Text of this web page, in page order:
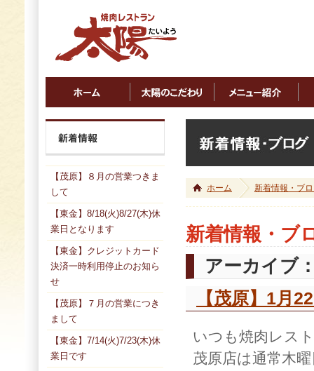
ホーム 新着情報・ブ
新着情報・ブ
アーカイブ
【茂原】1月
いつも焼肉レス
茂原店は通常木
【茂原】８月の営業つきま
して
【東金】8/18(火)8/27(木)休
業日となります
【東金】クレジットカード
決済一時利用停止のお知ら
せ
【茂原】７月の営業につき
まして
【東金】7/14(火)7/23(木)休
業日です